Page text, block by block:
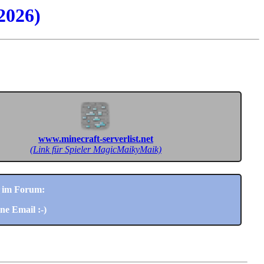
www.minecraft-serverlist.net
(Link für Spieler MagicMaikyMaik)
Forum:
Email :-)